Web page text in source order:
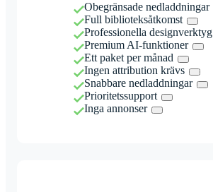
Obegränsade nedladdningar
Full biblioteksåtkomst
Professionella designverktyg
Premium AI-funktioner
Ett paket per månad
Ingen attribution krävs
Snabbare nedladdningar
Prioritetssupport
Inga annonser